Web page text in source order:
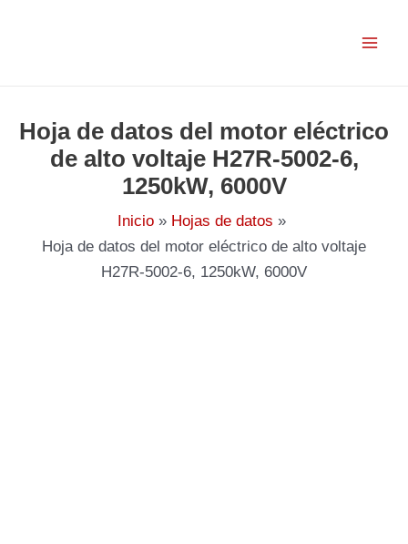
Hoja de datos del motor eléctrico
de alto voltaje H27R-5002-6,
1250kW, 6000V
Inicio
Hojas de datos
Hoja de datos del motor eléctrico de alto voltaje
H27R-5002-6, 1250kW, 6000V